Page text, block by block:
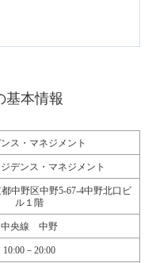
基本情報
ス・マネジメント
デンス・マネジメント
中野区中野5-67‐4中野北口ビ
ル１階
中央線 中野
10:00－20:00